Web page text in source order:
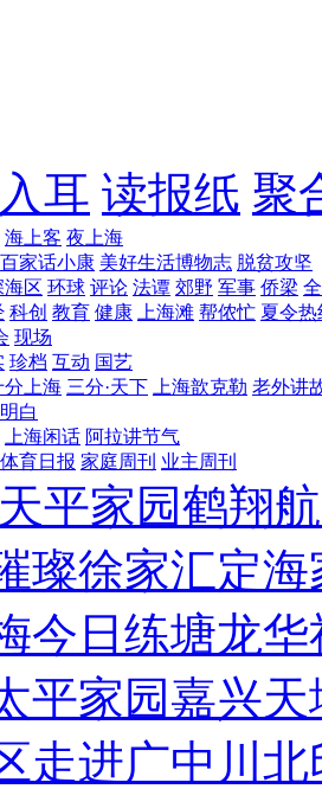
耳 读报纸 聚
海上客 夜上海
百家话小康 美好生活博物志 脱贫攻坚
海区 环球 评论 法谭 郊野 军事 侨梁
科创 教育 健康 上海滩 帮侬忙 夏令热
现场
珍档 互动 国艺
分上海 三分·天下 上海歆克勒 老外讲
白
上海闲话 阿拉讲节气
育日报 家庭周刊 业主周刊
天平家园鹤翔
璨徐家汇定
今日练塘龙华
平家园嘉兴天
走进广中 川